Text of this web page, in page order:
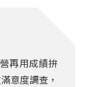
再用成績拚
意度調查，